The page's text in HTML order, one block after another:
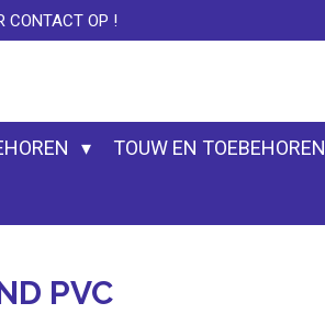
CONTACT OP !
TOUW EN TOEBEHOREN
PVC